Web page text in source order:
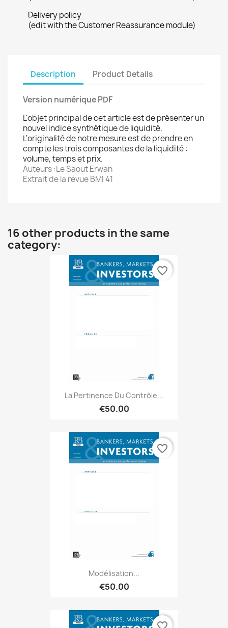
Delivery policy
(edit with the Customer Reassurance module)
Description Product Details
Version numérique PDF
L'objet principal de cet article est de présenter un
nouvel indice synthétique de liquidité.
L'originalité de notre mesure est de prendre en
compte les trois composantes de la liquidité :
volume, temps et prix.
Auteurs :Le Saout Erwan
Extrait de la revue BMI 41
16 other products in the same
category:
La Pertinence Du Contrôle...
€50.00
favorite_border
Modélisation...
€50.00
favorite_border